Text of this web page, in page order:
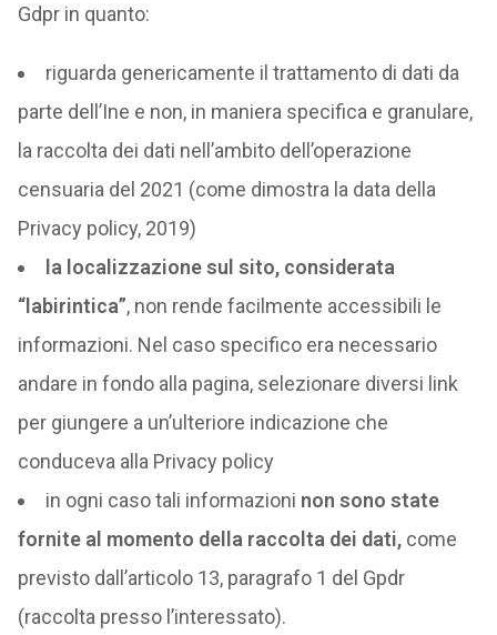
Gdpr in quanto:
riguarda genericamente il trattamento di dati da
parte dell’Ine e non, in maniera specifica e granulare,
la raccolta dei dati nell’ambito dell’operazione
censuaria del 2021 (come dimostra la data della
Privacy policy, 2019)
la localizzazione sul sito, considerata
“labirintica”, non rende facilmente accessibili le
informazioni. Nel caso specifico era necessario
andare in fondo alla pagina, selezionare diversi link
per giungere a un’ulteriore indicazione che
conduceva alla Privacy policy
in ogni caso tali informazioni non sono state
fornite al momento della raccolta dei dati, come
previsto dall’articolo 13, paragrafo 1 del Gpdr
(raccolta presso l’interessato).